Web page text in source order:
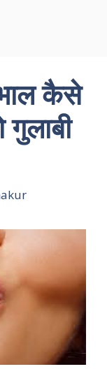
कैसे